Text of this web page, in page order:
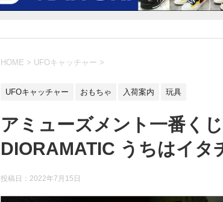
HOME > UFOキャッチャー >
UFOキャッチャー おもちゃ 入荷案内 玩具
アミューズメント一番く
DIORAMATIC うちはイタ
投稿日： 2022年7月15日